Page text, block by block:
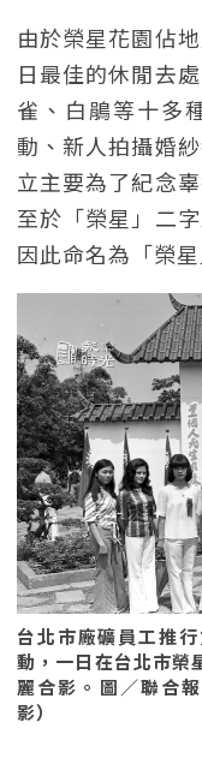
由於榮星花園佔
日最佳的休閒去
雀、白鵑等十多
動、新人拍攝婚
立主要為了紀念
至於「榮星」二
因此命名為「榮星
台北市廠礦員工推
動，一日在台北市榮
麗合影。圖／聯合
影）